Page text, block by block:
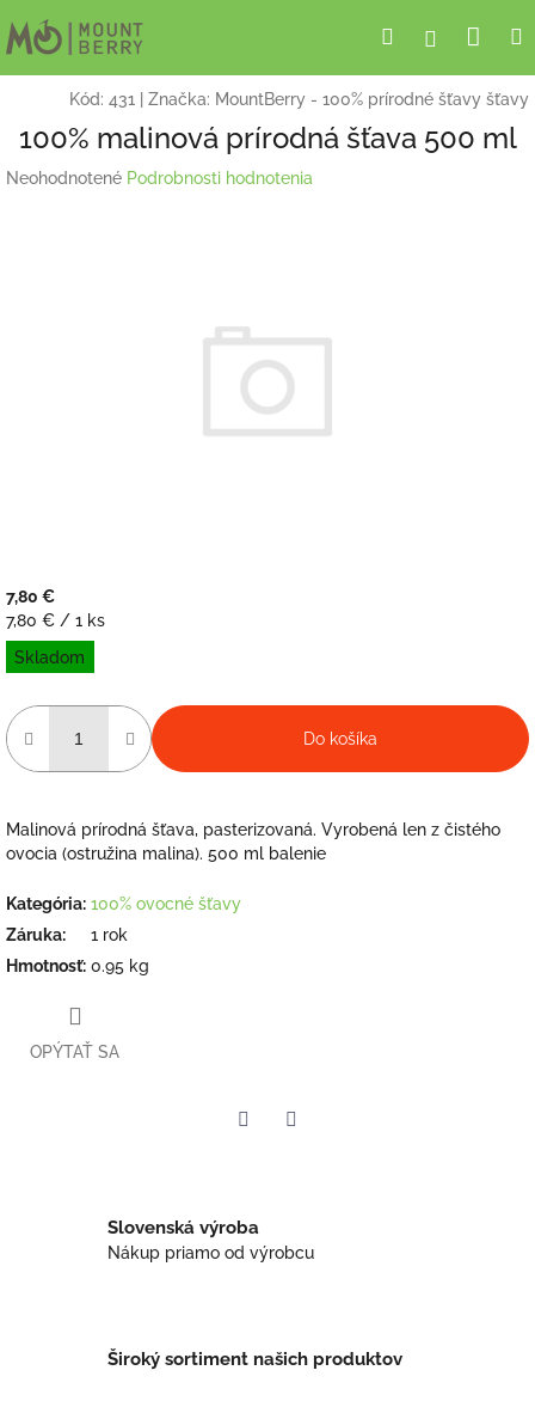
na
obsah
Hľadať
Kód: 431 Značka: MountBerry - 100% prírodné šťavy šťavy
100% malinová prírodná šťava 500 ml
Priemerné
Neohodnotené Podrobnosti hodnotenia
7,80 €
Jednotková
cena:
7,80 € / 1 ks
Skladom
Do košíka
Malinová prírodná šťava, pasterizovaná. Vyrobená len z čistého
ovocia (ostružina malina). 500 ml balenie
Kategória: 100% ovocné šťavy
Záruka:
1 rok
Hmotnosť: 0.95 kg
OPÝTAŤ SA
Slovenská výroba
Nákup priamo od výrobcu
Široký sortiment našich produktov